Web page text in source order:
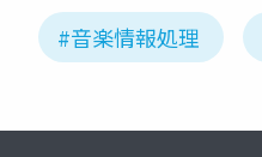
#音楽情報処理